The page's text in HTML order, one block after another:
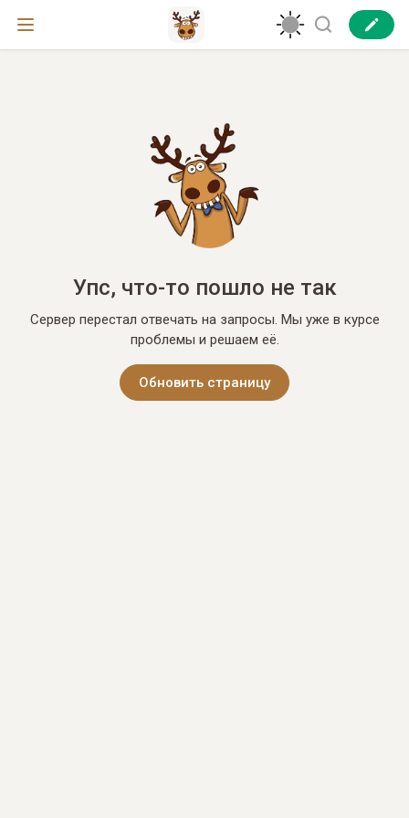
Упс, что-то пошло не так
Сервер перестал отвечать на запросы. Мы уже в курсе
проблемы и решаем её.
Обновить страницу